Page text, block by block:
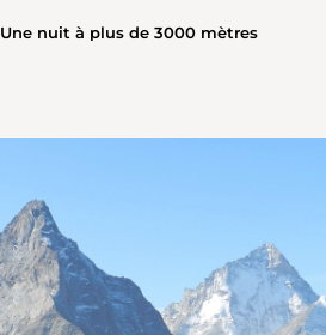
Une nuit à plus de 3000 mètres